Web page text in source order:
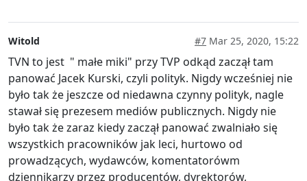
Witold #7 Mar 25, 2020, 15:22
TVN to jest " małe miki" przy TVP odkąd zaczął tam
panować Jacek Kurski, czyli polityk. Nigdy wcześniej nie
było tak że jeszcze od niedawna czynny polityk, nagle
stawał się prezesem mediów publicznych. Nigdy nie
było tak że zaraz kiedy zaczął panować zwalniało się
wszystkich pracowników jak leci, hurtowo od
prowadzących, wydawców, komentatorówm
dziennikarzy przez producentów, dyrektorów,